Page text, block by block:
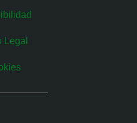
Legal